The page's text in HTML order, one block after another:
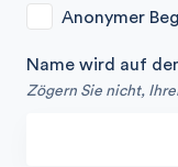
Anonymer
Name wird auf
Zögern Sie nicht,